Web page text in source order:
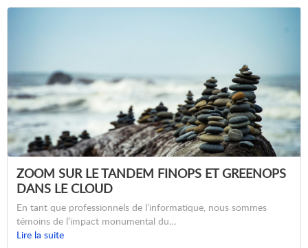
ZOOM SUR LE TANDEM FINOPS ET GREENOPS
DANS LE CLOUD
En tant que professionnels de l’informatique, nous sommes
témoins de l’impact monumental du…
Lire la suite